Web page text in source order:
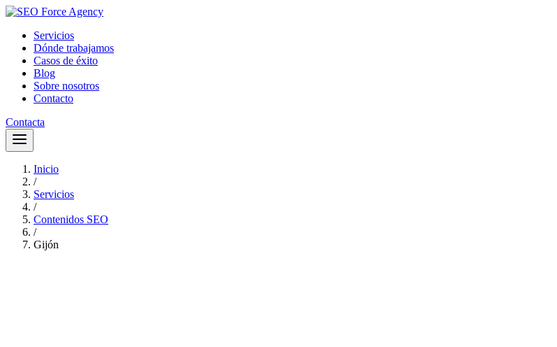
Servicios
Dónde trabajamos
Casos de éxito
Blog
Sobre nosotros
Contacto
Contacta
Inicio
/
Servicios
/
Contenidos SEO
/
Gijón